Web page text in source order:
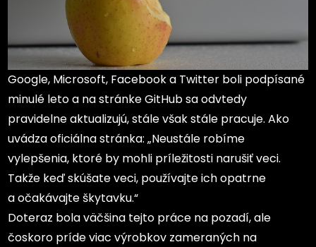
Google, Microsoft, Facebook a Twitter boli podpísané
minulé leto a na stránke GitHub sa odvtedy
pravidelne aktualizujú, stále však stále pracuje. Ako
uvádza oficiálna stránka: „Neustále robíme
vylepšenia, ktoré by mohli príležitosti narušiť veci.
Takže keď skúšate veci, používajte ich opatrne
a očakávajte škytavku.“
Doteraz bola väčšina tejto práce na pozadí, ale
čoskoro príde viac výrobkov zameraných na